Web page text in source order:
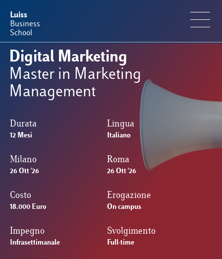
Luiss
Business
School
Offerta Formativa
Perché Luiss Business School
Faculty & Ricerca
News & Eventi
Digital Marketing
Master in Marketing
Management
Durata
12 Mesi
Lingua
Italiano
Milano
26 Ott '26
Roma
26 Ott '26
Costo
18.000 Euro
Erogazione
On campus
Impegno
Infrasettimanale
Svolgimento
Full-time